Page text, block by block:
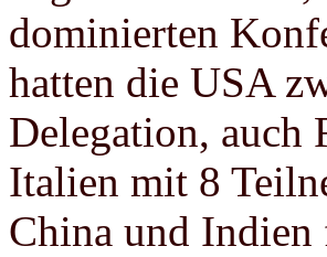
dominierten
hatten die USA
Delegation, auch
Italien mit 8
China und Indien